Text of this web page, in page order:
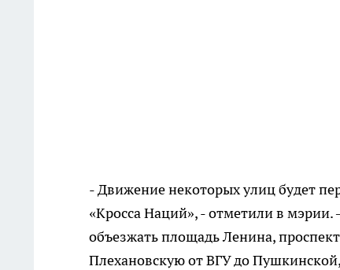
- Движение некоторых улиц будет
«Кросса Наций», - отметили в мэрии.
объезжать площадь Ленина,
Плехановскую от ВГУ до